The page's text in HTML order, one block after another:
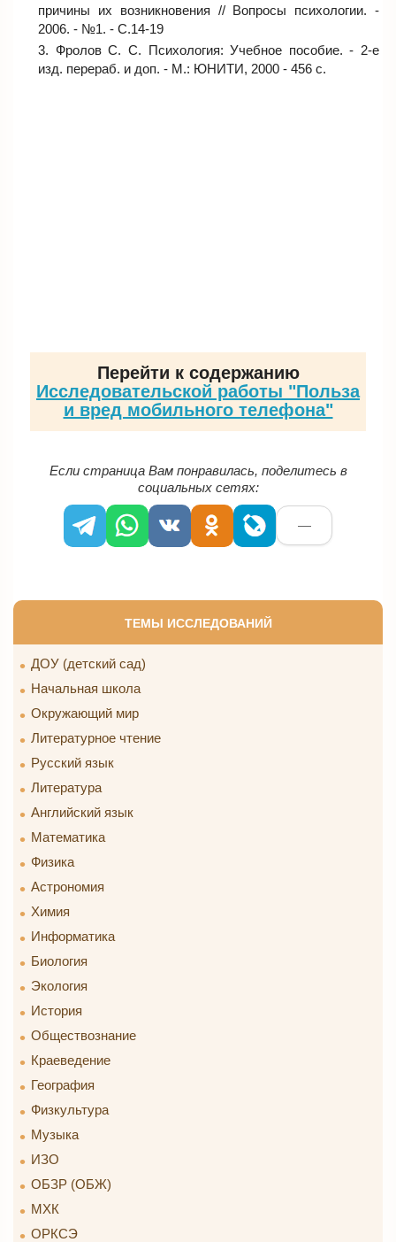
ТЕМЫ ИССЛЕДОВАНИЙ
ДОУ (детский сад)
Начальная школа
Окружающий мир
Литературное чтение
Русский язык
Литература
Английский язык
Математика
Физика
Астрономия
Химия
Информатика
Биология
Экология
История
Обществознание
Краеведение
География
Физкультура
Музыка
ИЗО
ОБЗР (ОБЖ)
МХК
ОРКСЭ
причины их возникновения // Вопросы психологии. -
2006. - №1. - С.14-19
Фролов С. С. Психология: Учебное пособие. - 2-е
изд. перераб. и доп. - М.: ЮНИТИ, 2000 - 456 с.
Перейти к содержанию
Исследовательской работы "Польза
и вред мобильного телефона"
Если страница Вам понравилась, поделитесь в
социальных сетях:
—